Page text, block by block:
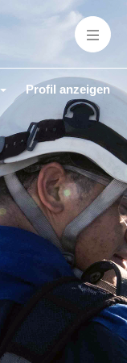
Profil anzeigen